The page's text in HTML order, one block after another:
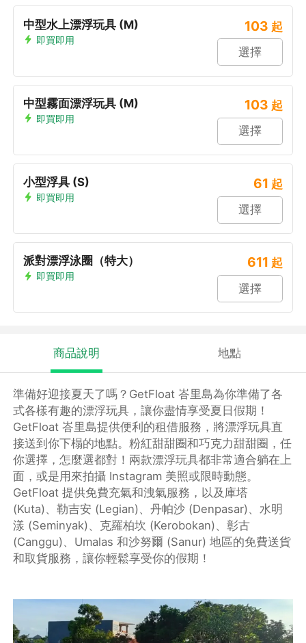
中型水上漂浮玩具 (M)
即買即用
103 起
選擇
中型霧面漂浮玩具 (M)
即買即用
103 起
選擇
小型浮具 (S)
即買即用
61 起
選擇
派對漂浮泳圈（特大）
即買即用
611 起
選擇
商品說明 地點
準備好迎接夏天了嗎？GetFloat 峇里島為你準備了各
式各樣有趣的漂浮玩具，讓你盡情享受夏日假期！
GetFloat 峇里島提供便利的租借服務，將漂浮玩具直
接送到你下榻的地點。粉紅甜甜圈和巧克力甜甜圈，任
你選擇，怎麼選都對！兩款漂浮玩具都非常適合躺在上
面，或是用來拍攝 Instagram 美照或限時動態。
GetFloat 提供免費充氣和洩氣服務，以及庫塔
(Kuta)、勒吉安 (Legian)、丹帕沙 (Denpasar)、水明
漾 (Seminyak)、克羅柏坎 (Kerobokan)、彰古
(Canggu)、Umalas 和沙努爾 (Sanur) 地區的免費送貨
和取貨服務，讓你輕鬆享受你的假期！